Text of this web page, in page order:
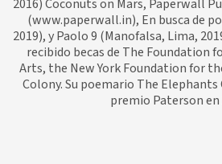
2016) Coconuts on Mars, Paperwall
(www.paperwall.in), En busca de
2019), y Paolo 9 (Manofalsa, Lima,
recibido becas de The Foundation
Arts, the New York Foundation for
Colony. Su poemario The
premio Paterson en